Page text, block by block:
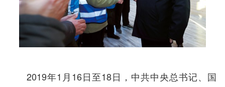
2019年1月16日至18日，中共中央总书记、国